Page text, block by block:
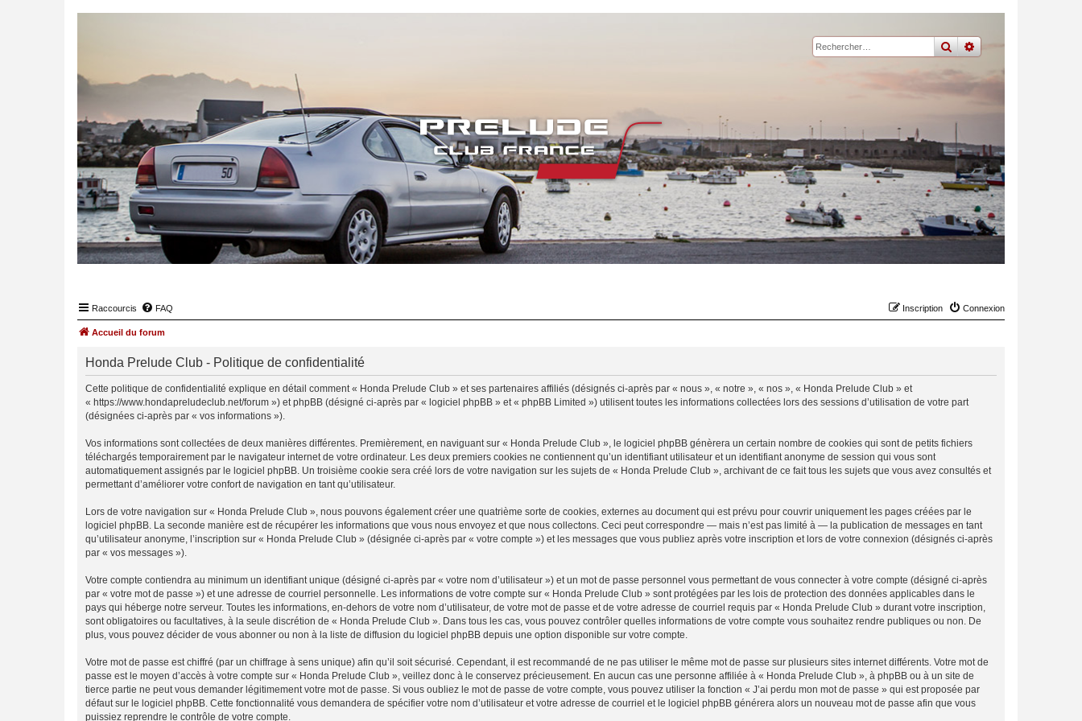
rechercher
recherche
Raccourcis FAQ Connexion
Inscription
Accueil du forum
Honda Prelude Club - Politique de confidentialité
Cette politique de confidentialité explique en détail comment « Honda Prelude Club » et ses partenaires affiliés (désignés ci-après par « nous », « notre », « nos », « Honda Prelude Club » et
« https://www.hondapreludeclub.net/forum ») et phpBB (désigné ci-après par « logiciel phpBB » et « phpBB Limited ») utilisent toutes les informations collectées lors des sessions d’utilisation de votre part
(désignées ci-après par « vos informations »).
Vos informations sont collectées de deux manières différentes. Premièrement, en naviguant sur « Honda Prelude Club », le logiciel phpBB génèrera un certain nombre de cookies qui sont de petits fichiers
téléchargés temporairement par le navigateur internet de votre ordinateur. Les deux premiers cookies ne contiennent qu’un identifiant utilisateur et un identifiant anonyme de session qui vous sont
automatiquement assignés par le logiciel phpBB. Un troisième cookie sera créé lors de votre navigation sur les sujets de « Honda Prelude Club », archivant de ce fait tous les sujets que vous avez consultés et
permettant d’améliorer votre confort de navigation en tant qu’utilisateur.
Lors de votre navigation sur « Honda Prelude Club », nous pouvons également créer une quatrième sorte de cookies, externes au document qui est prévu pour couvrir uniquement les pages créées par le
logiciel phpBB. La seconde manière est de récupérer les informations que vous nous envoyez et que nous collectons. Ceci peut correspondre — mais n’est pas limité à — la publication de messages en tant
qu’utilisateur anonyme, l’inscription sur « Honda Prelude Club » (désignée ci-après par « votre compte ») et les messages que vous publiez après votre inscription et lors de votre connexion (désignés ci-après
par « vos messages »).
Votre compte contiendra au minimum un identifiant unique (désigné ci-après par « votre nom d’utilisateur ») et un mot de passe personnel vous permettant de vous connecter à votre compte (désigné ci-après
par « votre mot de passe ») et une adresse de courriel personnelle. Les informations de votre compte sur « Honda Prelude Club » sont protégées par les lois de protection des données applicables dans le
pays qui héberge notre serveur. Toutes les informations, en-dehors de votre nom d’utilisateur, de votre mot de passe et de votre adresse de courriel requis par « Honda Prelude Club » durant votre inscription,
sont obligatoires ou facultatives, à la seule discrétion de « Honda Prelude Club ». Dans tous les cas, vous pouvez contrôler quelles informations de votre compte vous souhaitez rendre publiques ou non. De
plus, vous pouvez décider de vous abonner ou non à la liste de diffusion du logiciel phpBB depuis une option disponible sur votre compte.
Votre mot de passe est chiffré (par un chiffrage à sens unique) afin qu’il soit sécurisé. Cependant, il est recommandé de ne pas utiliser le même mot de passe sur plusieurs sites internet différents. Votre mot de
passe est le moyen d’accès à votre compte sur « Honda Prelude Club », veillez donc à le conservez précieusement. En aucun cas une personne affiliée à « Honda Prelude Club », à phpBB ou à un site de
tierce partie ne peut vous demander légitimement votre mot de passe. Si vous oubliez le mot de passe de votre compte, vous pouvez utiliser la fonction « J’ai perdu mon mot de passe » qui est proposée par
défaut sur le logiciel phpBB. Cette fonctionnalité vous demandera de spécifier votre nom d’utilisateur et votre adresse de courriel et le logiciel phpBB générera alors un nouveau mot de passe afin que vous
puissiez reprendre le contrôle de votre compte.